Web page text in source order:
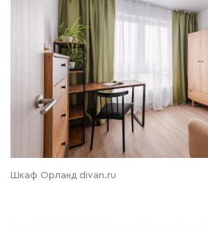
Шкаф Орланд divan.ru